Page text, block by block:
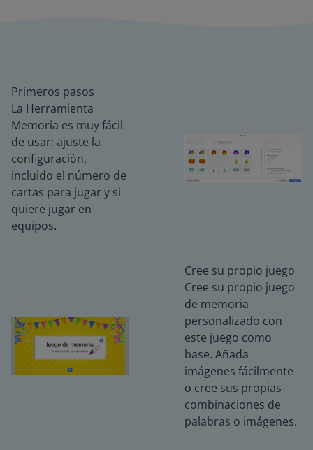
Primeros pasos
La Herramienta
Memoria es muy fácil
de usar: ajuste la
configuración,
incluido el número de
cartas para jugar y si
quiere jugar en
equipos.
Cree su propio juego
Cree su propio juego
de memoria
personalizado con
este juego como
base. Añada
imágenes fácilmente
o cree sus propias
combinaciones de
palabras o imágenes.